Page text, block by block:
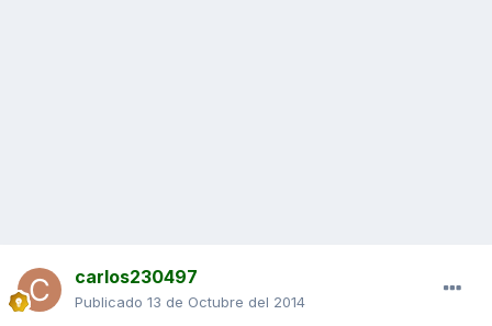
carlos230497
Publicado 13 de Octubre del 2014